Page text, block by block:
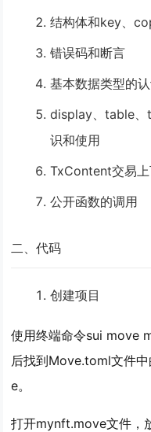
结构体和key、
错误码和断言
基本数据类型的
display、table
识和使用
TxContent交易
公开函数的调用
二、代码
创建项目
使用终端命令sui move
后找到Move.toml文件
e。
打开mynft.move文件，